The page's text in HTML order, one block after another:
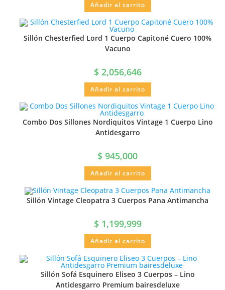
Añadir al carrito
Sillón Chesterfied Lord 1 Cuerpo Capitoné Cuero 100%
Vacuno
$2,056,646
Añadir al carrito
Combo Dos Sillones Nordiquitos Vintage 1 Cuerpo Lino
Antidesgarro
$ 945,000
Añadir al carrito
Sillón Vintage Cleopatra 3 Cuerpos Pana Antimancha
$1,199,999
Añadir al carrito
Sillón Sofá Esquinero Eliseo 3 Cuerpos – Lino
Antidesgarro Premium bairesdeluxe